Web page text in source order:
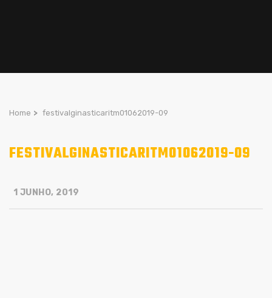
Home > festivalginasticaritm01062019-09
FESTIVALGINASTICARITM01062019-09
1 JUNHO, 2019